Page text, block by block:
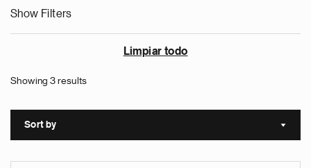
Show Filters
Limpiar todo
Showing 3 results
Sort by Sort